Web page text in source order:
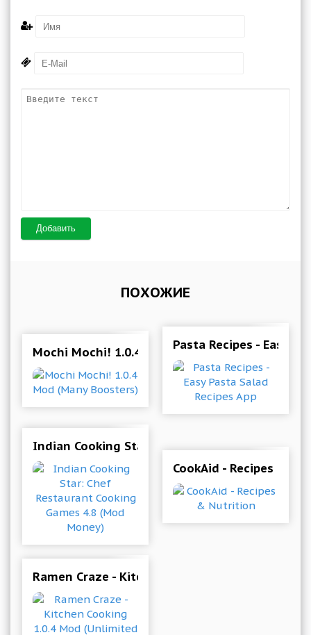
Добавить
ПОХОЖИЕ
Mochi Mochi! 1.0.4 Mod (Many Boosters)
Pasta Recipes - Easy
Indian Cooking Star: Chef Restaurant Cooking
CookAid - Recipes &
Ramen Craze - Kitchen Cooking 1.0.4 Mod